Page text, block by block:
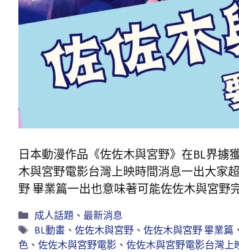
日本動漫作品《佐佐木與宮野》在BL界擄
木與宮野電影台灣上映時間消息一出大家
野 畢業篇一出也意味著可能佐佐木與宮野
成人話題、 最新消息
BL動畫、 佐佐木與宮野、 佐佐木與宮野 畢業篇
色 、 佐佐木與宮野電影 、 佐佐木與宮野電影台灣上